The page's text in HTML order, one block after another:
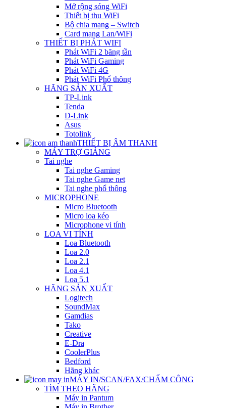
Mở rộng sóng WiFi
Thiết bị thu WiFi
Bộ chia mạng – Switch
Card mạng Lan/WiFi
THIẾT BỊ PHÁT WIFI
Phát WiFi 2 băng tần
Phát WiFi Gaming
Phát WiFi 4G
Phát WiFi Phổ thông
HÃNG SẢN XUẤT
TP-Link
Tenda
D-Link
Asus
Totolink
THIẾT BỊ ÂM THANH
MÁY TRỢ GIẢNG
Tai nghe
Tai nghe Gaming
Tai nghe Game net
Tai nghe phổ thông
MICROPHONE
Micro Bluetooth
Micro loa kéo
Microphone vi tính
LOA VI TÍNH
Loa Bluetooth
Loa 2.0
Loa 2.1
Loa 4.1
Loa 5.1
HÃNG SẢN XUẤT
Logitech
SoundMax
Gamdias
Tako
Creative
E-Dra
CoolerPlus
Bedford
Hãng khác
MÁY IN/SCAN/FAX/CHẤM CÔNG
TÌM THEO HÃNG
Máy in Pantum